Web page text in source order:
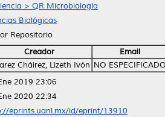
> QR Microbiología
Biológicas
Repositorio
Creador
Email
Cháirez, Lizeth Ivón NO
2019 23:06
2020 22:34
eprints.uanl.mx/id/eprint/13910